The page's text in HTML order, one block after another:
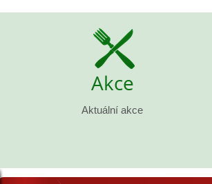
Akce
Aktuální akce